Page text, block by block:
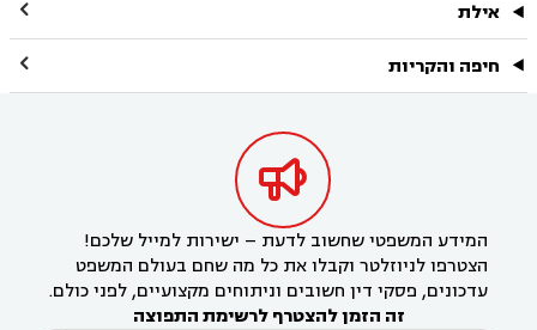
אילת 
חיפה והקריות 

המידע המשפטי שחשוב לדעת – ישירות למייל שלכם!
הצטרפו לניוזלטר וקבלו את כל מה שחם בעולם המשפט
עדכונים, פסקי דין חשובים וניתוחים מקצועיים, לפני כולם.
זה הזמן להצטרף לרשימת התפוצה